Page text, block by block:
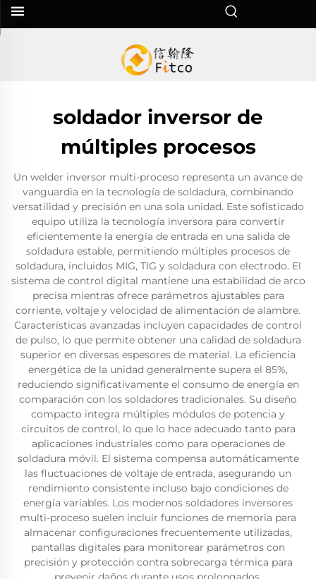
soldador inversor de
múltiples procesos
Un welder inversor multi-proceso representa un avance de
vanguardia en la tecnología de soldadura, combinando
versatilidad y precisión en una sola unidad. Este sofisticado
equipo utiliza la tecnología inversora para convertir
eficientemente la energía de entrada en una salida de
soldadura estable, permitiendo múltiples procesos de
soldadura, incluidos MIG, TIG y soldadura con electrodo. El
sistema de control digital mantiene una estabilidad de arco
precisa mientras ofrece parámetros ajustables para
corriente, voltaje y velocidad de alimentación de alambre.
Características avanzadas incluyen capacidades de control
de pulso, lo que permite obtener una calidad de soldadura
superior en diversas espesores de material. La eficiencia
energética de la unidad generalmente supera el 85%,
reduciendo significativamente el consumo de energía en
comparación con los soldadores tradicionales. Su diseño
compacto integra múltiples módulos de potencia y
circuitos de control, lo que lo hace adecuado tanto para
aplicaciones industriales como para operaciones de
soldadura móvil. El sistema compensa automáticamente
las fluctuaciones de voltaje de entrada, asegurando un
rendimiento consistente incluso bajo condiciones de
energía variables. Los modernos soldadores inversores
multi-proceso suelen incluir funciones de memoria para
almacenar configuraciones frecuentemente utilizadas,
pantallas digitales para monitorear parámetros con
precisión y protección contra sobrecarga térmica para